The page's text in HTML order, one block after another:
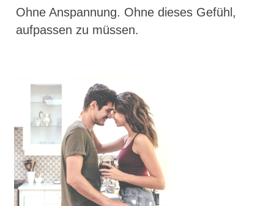
Ohne Anspannung. Ohne dieses Gefühl,
aufpassen zu müssen.